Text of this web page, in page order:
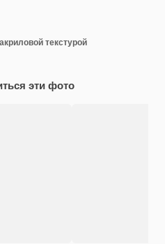
текстурой
эти фото